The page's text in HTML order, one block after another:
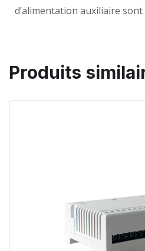
d’alimentation auxiliaire
Produits